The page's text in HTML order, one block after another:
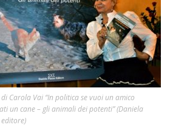
Carola Vai “In politica se vuoi un amico
un cane – gli animali dei potenti” (Daniela